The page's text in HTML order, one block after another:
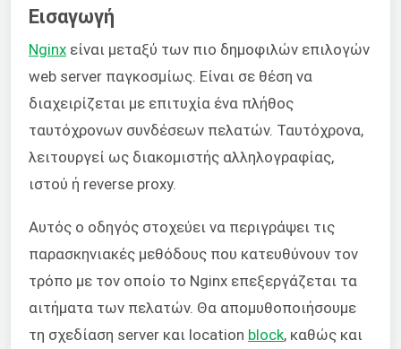
Εισαγωγή
Nginx είναι μεταξύ των πιο δημοφιλών επιλογών
web server παγκοσμίως. Είναι σε θέση να
διαχειρίζεται με επιτυχία ένα πλήθος
ταυτόχρονων συνδέσεων πελατών. Ταυτόχρονα,
λειτουργεί ως διακομιστής αλληλογραφίας,
ιστού ή reverse proxy.
Αυτός ο οδηγός στοχεύει να περιγράψει τις
παρασκηνιακές μεθόδους που κατευθύνουν τον
τρόπο με τον οποίο το Nginx επεξεργάζεται τα
αιτήματα των πελατών. Θα απομυθοποιήσουμε
τη σχεδίαση server και location block, καθώς και